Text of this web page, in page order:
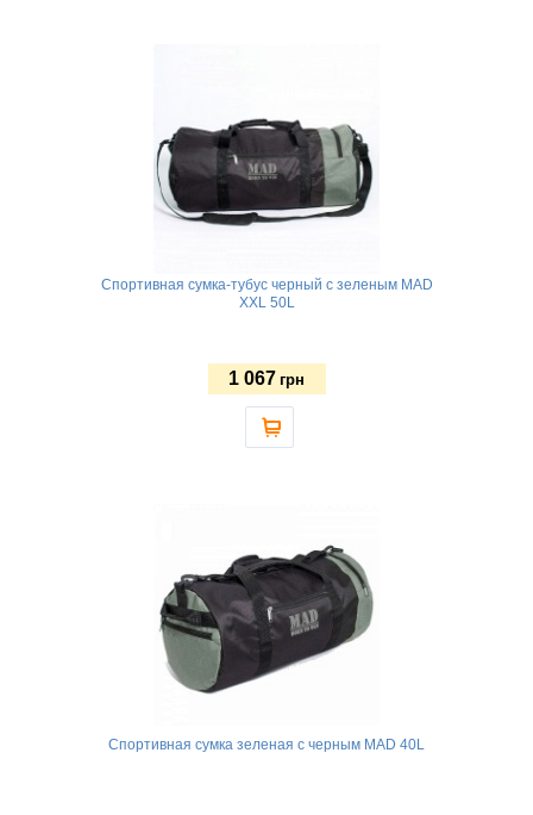
Спортивная сумка-тубус черный с зеленым MAD
XXL 50L
1 067 грн
Спортивная сумка зеленая с черным MAD 40L